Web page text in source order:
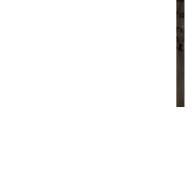
mākslas un dizaina
izglītības programmas
darbu izstāde. Tajā
gada rudens/ziemas